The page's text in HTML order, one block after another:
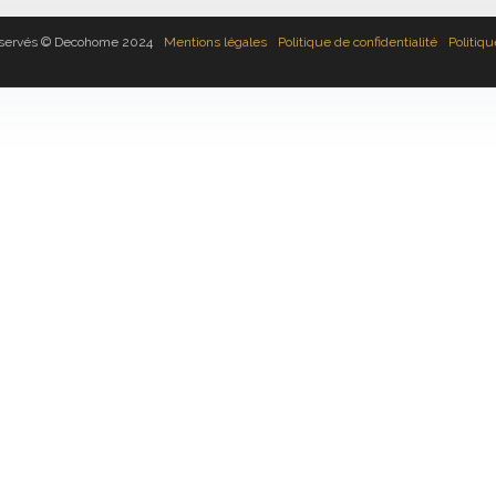
© Decohome 2024 Mentions légales Politique de confidentialité